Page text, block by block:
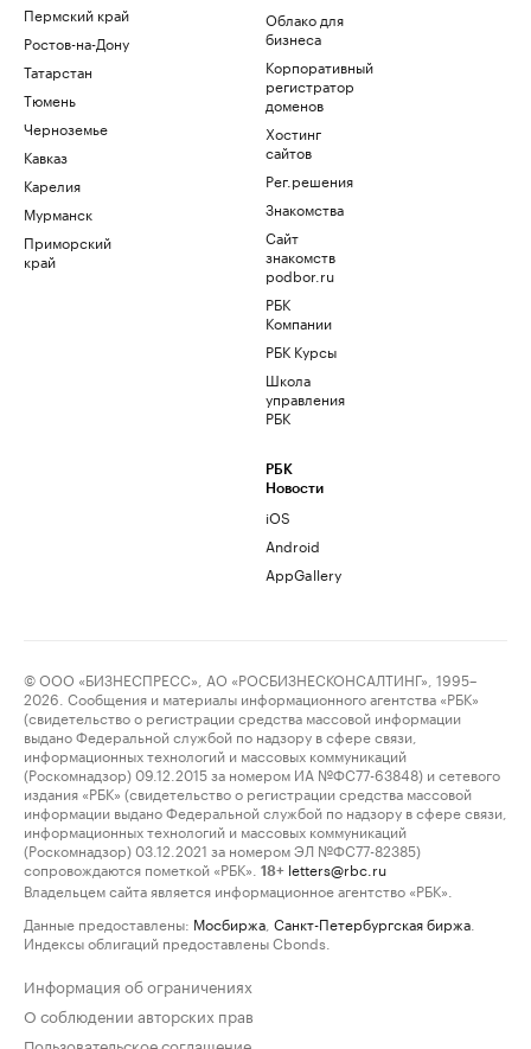
Пермский край
Ростов-на-Дону
Татарстан
Тюмень
Черноземье
Кавказ
Карелия
Мурманск
Приморский
край
Облако для
бизнеса
Корпоративный
регистратор
доменов
Хостинг
сайтов
Рег.решения
Знакомства
Сайт
знакомств
podbor.ru
РБК
Компании
РБК Курсы
Школа
управления
РБК
РБК
Новости
iOS
Android
AppGallery
© ООО «БИЗНЕСПРЕСС», АО «РОСБИЗНЕСКОНСАЛТИНГ», 1995–
2026. Сообщения и материалы информационного агентства «РБК»
(свидетельство о регистрации средства массовой информации
выдано Федеральной службой по надзору в сфере связи,
информационных технологий и массовых коммуникаций
(Роскомнадзор) 09.12.2015 за номером ИА №ФС77-63848) и сетевого
издания «РБК» (свидетельство о регистрации средства массовой
информации выдано Федеральной службой по надзору в сфере связи,
информационных технологий и массовых коммуникаций
(Роскомнадзор) 03.12.2021 за номером ЭЛ №ФС77-82385)
сопровождаются пометкой «РБК».
18+ letters@rbc.ru
Владельцем сайта является информационное агентство «РБК».
Данные предоставлены: Мосбиржа Санкт-Петербургская биржа
Индексы облигаций предоставлены Cbonds.
Информация об ограничениях
О соблюдении авторских прав